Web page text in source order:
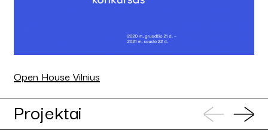
Open House Vilnius
Projektai